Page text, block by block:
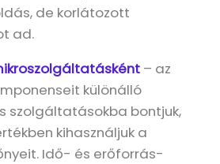
de korlátozott
ad.
– az
különálló
szolgáltatásokba bontjuk,
kihasználjuk a
Idő- és erőforrás-